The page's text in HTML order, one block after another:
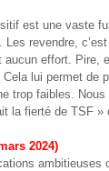
est une vaste
revendre,
aucun effort. Pire,
lui permet de
trop faibles.
la fierté de TSF
2024)
ambitieuses